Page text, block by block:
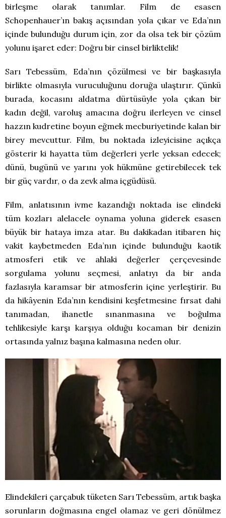
birleşme olarak tanımlar. Film de esasen
Schopenhauer’ın bakış açısından yola çıkar ve Eda’nın
içinde bulunduğu durum için, zor da olsa tek bir çözüm
yolunu işaret eder: Doğru bir cinsel birliktelik!
Sarı Tebessüm, Eda’nın çözülmesi ve bir başkasıyla
birlikte olmasıyla vuruculuğunu doruğa ulaştırır. Çünkü
burada, kocasını aldatma dürtüsüyle yola çıkan bir
kadın değil, varoluş amacına doğru ilerleyen ve cinsel
hazzın kudretine boyun eğmek mecburiyetinde kalan bir
birey mevcuttur. Film, bu noktada izleyicisine açıkça
gösterir ki hayatta tüm değerleri yerle yeksan edecek;
dünü, bugünü ve yarını yok hükmüne getirebilecek tek
bir güç vardır, o da zevk alma içgüdüsü.
Film, anlatısının ivme kazandığı noktada ise elindeki
tüm kozları alelacele oynama yoluna giderek esasen
büyük bir hataya imza atar. Bu dakikadan itibaren hiç
vakit kaybetmeden Eda’nın içinde bulunduğu kaotik
atmosferi etik ve ahlaki değerler çerçevesinde
sorgulama yolunu seçmesi, anlatıyı da bir anda
fazlasıyla karamsar bir atmosferin içine yerleştirir. Bu
da hikâyenin Eda’nın kendisini keşfetmesine fırsat dahi
tanımadan, ihanetle sınanmasına ve boğulma
tehlikesiyle karşı karşıya olduğu kocaman bir denizin
ortasında yalnız başına kalmasına neden olur.
Elindekileri çarçabuk tüketen Sarı Tebessüm, artık başka
sorunların doğmasına engel olamaz ve geri dönülmez